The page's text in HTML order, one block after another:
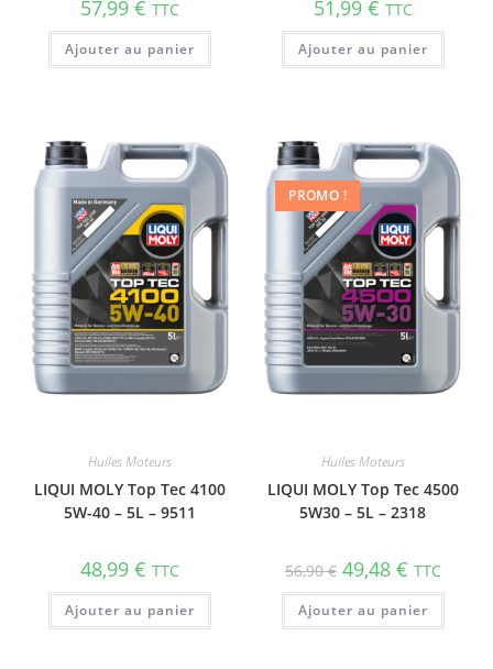
57,99€ TTC
Ajouter au panier
51,99 € TTC
Ajouter au panier
Huiles Moteurs
LIQUI MOLY Top Tec 4100
5W-40 – 5L – 9511
48,99€ TTC
Ajouter au panier
PROMO !
Huiles Moteurs
LIQUI MOLY Top Tec 4500
5W30 – 5L – 2318
56,90€ 49,48 € TTC
Ajouter au panier